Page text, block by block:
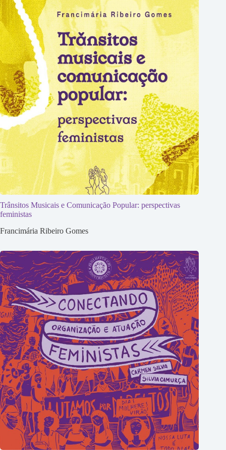
Trânsitos Musicais e Comunicação Popular: perspectivas
feministas
Francimária Ribeiro Gomes